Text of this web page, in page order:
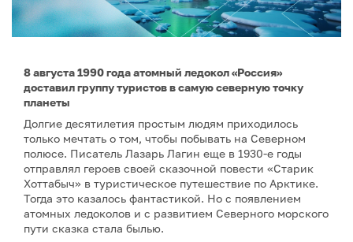
8 августа 1990 года атомный ледокол «Россия»
доставил группу туристов в самую северную точку
планеты
Долгие десятилетия простым людям приходилось
только мечтать о том, чтобы побывать на Северном
полюсе. Писатель Лазарь Лагин еще в 1930-е годы
отправлял героев своей сказочной повести «Старик
Хоттабыч» в туристическое путешествие по Арктике.
Тогда это казалось фантастикой. Но с появлением
атомных ледоколов и с развитием Северного морского
пути сказка стала былью.